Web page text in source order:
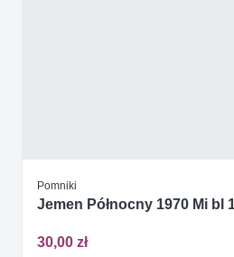
Pomniki
Jemen Północny 1970 Mi bl
30,00 zł